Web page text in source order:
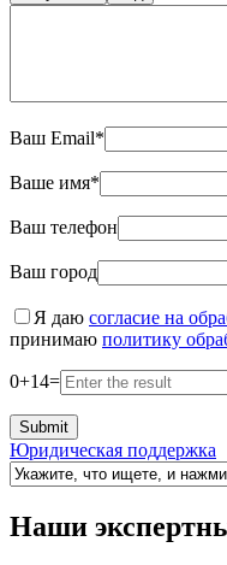
Ваш Email*
Ваше имя*
Ваш телефон
Ваш город
Я даю согласие на
принимаю политику
0+14=
Юридическая поддержка
Наши